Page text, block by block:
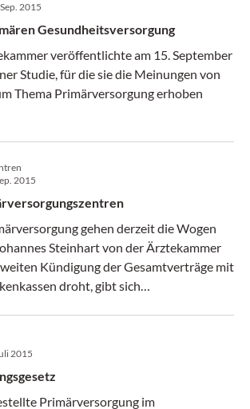
2015
Gesundheitsversorgung
veröffentlichte am 15. September
Studie, für die sie die Meinungen von
Thema Primärversorgung erhoben
2015
gehen derzeit die Wogen
Steinhart von der Ärztekammer
Kündigung der Gesamtverträge mit
droht, gibt sich
für das "Primary Health Care"-Gesetz
Wochen folgen soll. Die Ministerin
sobald der Gesetzestext vorliegt.
zeigte sich am 8. September über die
2015
Primärversorgung im